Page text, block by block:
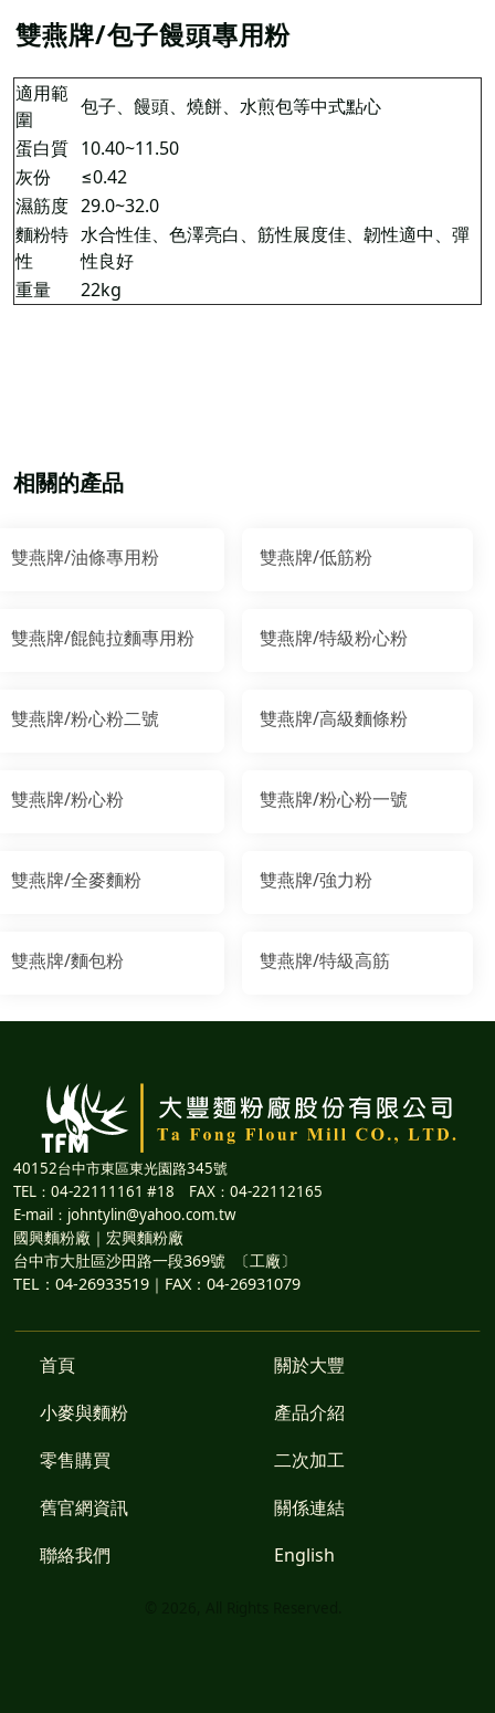
雙燕牌/包子饅頭專用粉
適用範
圍
包子、饅頭、燒餅、水煎包等中式點心
蛋白質 10.40~11.50
灰份
≤0.42
濕筋度 29.0~32.0
麵粉特
性
水合性佳、色澤亮白、筋性展度佳、韌性適中、彈
性良好
重量
22kg
相關的產品
雙燕牌/油條專用粉 雙燕牌/低筋粉
雙燕牌/餛飩拉麵專用粉 雙燕牌/特級粉心粉
雙燕牌/粉心粉二號 雙燕牌/高級麵條粉
雙燕牌/粉心粉 雙燕牌/粉心粉一號
雙燕牌/全麥麵粉 雙燕牌/強力粉
雙燕牌/麵包粉 雙燕牌/特級高筋
40152台中市東區東光園路345號
TEL：04-22111161 #18 FAX：04-22112165
E-mail：johntylin@yahoo.com.tw
國興麵粉廠｜宏興麵粉廠
台中市大肚區沙田路一段369號 〔工廠〕
TEL：04-26933519｜FAX：04-26931079
首頁
關於大豐
小麥與麵粉
產品介紹
零售購買
二次加工
舊官網資訊
關係連結
聯絡我們
English